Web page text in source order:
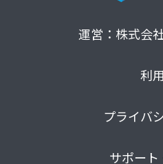
運営：株式会
利
プライバ
サポー